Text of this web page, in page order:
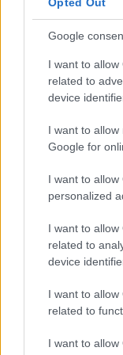
Google
I want to
related to
device
I want to
Google for
I want to
personalized
I want to
related to
device
I want to
related to
I want to
Richiamo di
Milioni di lattine
ritirate dal
quantitativo
ha colpito
rassicurato il
sulla qualità e il
produzione
Elon Musk e
Manica
Elon Musk ha